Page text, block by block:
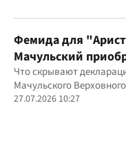
Фемида для
Мачульский
вердикта в пользу
Что скрывают
Мачульского
27.07.2026 10:27